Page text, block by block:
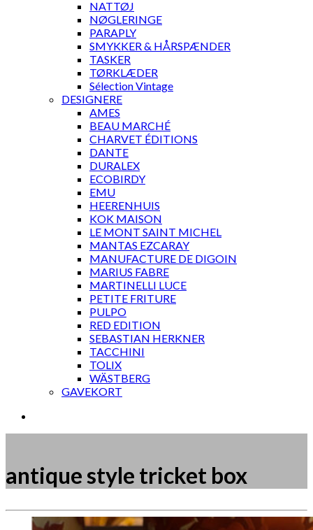
NATTØJ
NØGLERINGE
PARAPLY
SMYKKER & HÅRSPÆNDER
TASKER
TØRKLÆDER
Sélection Vintage
DESIGNERE
AMES
BEAU MARCHÉ
CHARVET ÉDITIONS
DANTE
DURALEX
ECOBIRDY
EMU
HEERENHUIS
KOK MAISON
LE MONT SAINT MICHEL
MANTAS EZCARAY
MANUFACTURE DE DIGOIN
MARIUS FABRE
MARTINELLI LUCE
PETITE FRITURE
PULPO
RED EDITION
SEBASTIAN HERKNER
TACCHINI
TOLIX
WÄSTBERG
GAVEKORT
antique style tricket box
Måske kunne nogle af disse produkter have din